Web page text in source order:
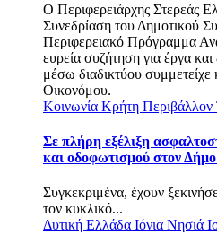
Ο Περιφερειάρχης Στερεάς
Συνεδρίαση του Δημοτικού
Περιφερειακό Πρόγραμμα
ευρεία συζήτηση για έργα
μέσω διαδικτύου
Οικονόμου.
Κοινωνία Κρήτη Περιβάλλον
Σε πλήρη εξέλιξη
και οδοφωτισμού στον
Συγκεκριμένα, έχουν
τον κυκλικό...
Δυτική Ελλάδα Ιόνια Νησιά